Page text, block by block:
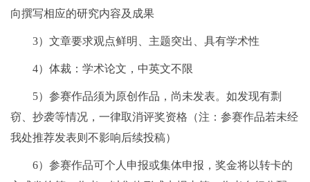
向撰写相应的研究内容及成果
3）文章要求观点鲜明、主题突出、具有学术性
4）体裁：学术论文，中英文不限
5）参赛作品须为原创作品，尚未发表。如发现有剽
窃、抄袭等情况，一律取消评奖资格（注：参赛作品若未经
我处推荐发表则不影响后续投稿）
6）参赛作品可个人申报或集体申报，奖金将以转卡的